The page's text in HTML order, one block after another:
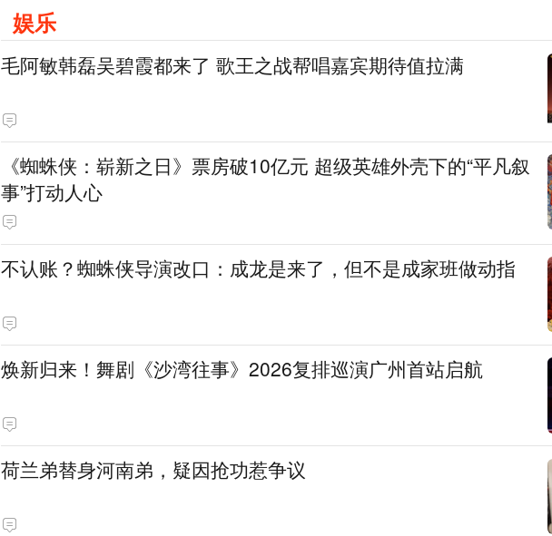
娱乐
毛阿敏韩磊吴碧霞都来了 歌王之战帮唱嘉宾期待值拉满
《蜘蛛侠：崭新之日》票房破10亿元 超级英雄外壳下的“平凡叙
事”打动人心
不认账？蜘蛛侠导演改口：成龙是来了，但不是成家班做动指
焕新归来！舞剧《沙湾往事》2026复排巡演广州首站启航
荷兰弟替身河南弟，疑因抢功惹争议